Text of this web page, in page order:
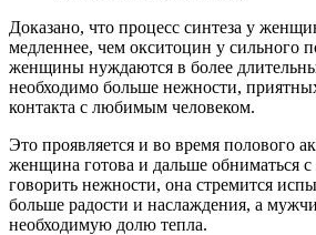
Доказано, что процесс синтеза у
медленнее, чем окситоцин у сильного
женщины нуждаются в более
необходимо больше нежности,
контакта с любимым человеком.
Это проявляется и во время полового
женщина готова и дальше обниматься
говорить нежности, она стремится
больше радости и наслаждения, а
необходимую долю тепла.